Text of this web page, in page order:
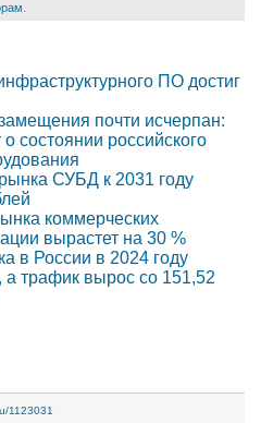
ПО достиг
почти исчерпан:
состоянии российского
СУБД к 2031 году
коммерческих
вырастет на 30 %
в России в 2024 году
а трафик вырос со 151,52
1123031